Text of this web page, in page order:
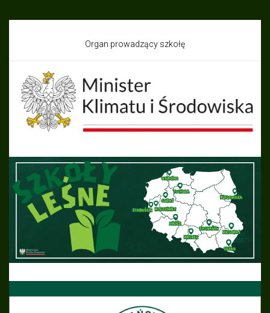
Organ prowadzący szkołę